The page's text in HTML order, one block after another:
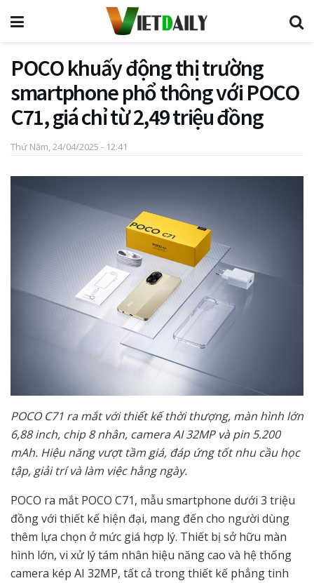
POCO khuấy động thị trường
smartphone phổ thông với POCO
C71, giá chỉ từ 2,49 triệu đồng
Thứ Năm, 24/04/2025 - 12:41
POCO C71 ra mắt với thiết kế thời thượng, màn hình lớn
6,88 inch, chip 8 nhân, camera AI 32MP và pin 5.200
mAh. Hiệu năng vượt tầm giá, đáp ứng tốt nhu cầu học
tập, giải trí và làm việc hằng ngày.
POCO ra mắt POCO C71, mẫu smartphone dưới 3 triệu
đồng với thiết kế hiện đại, mang đến cho người dùng
thêm lựa chọn ở mức giá hợp lý. Thiết bị sở hữu màn
hình lớn, vi xử lý tám nhân hiệu năng cao và hệ thống
camera kép AI 32MP, tất cả trong thiết kế phẳng tinh